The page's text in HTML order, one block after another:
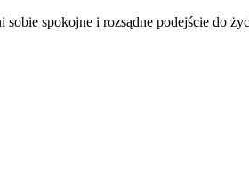
spokojne i rozsądne podejście do